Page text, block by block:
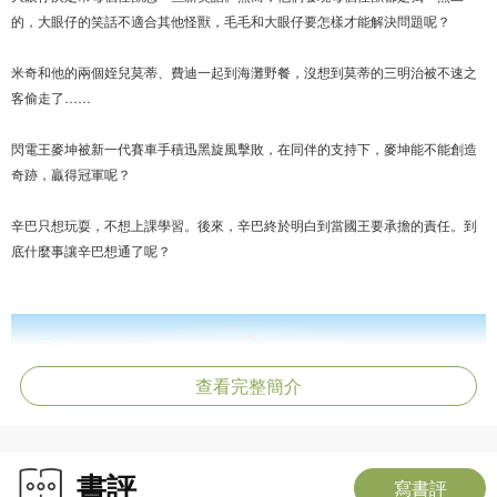
的，大眼仔的笑話不適合其他怪獸，毛毛和大眼仔要怎樣才能解決問題呢？
米奇和他的兩個姪兒莫蒂、費迪一起到海灘野餐，沒想到莫蒂的三明治被不速之
客偷走了……
閃電王麥坤被新一代賽車手積迅黑旋風擊敗，在同伴的支持下，麥坤能不能創造
奇跡，贏得冠軍呢？
辛巴只想玩耍，不想上課學習。後來，辛巴終於明白到當國王要承擔的責任。到
底什麼事讓辛巴想通了呢？
查看完整簡介
書評 寫書評